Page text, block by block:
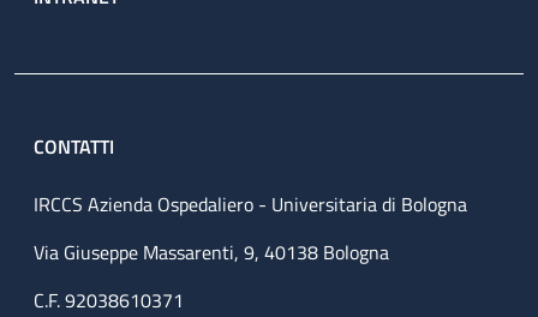
CONTATTI
IRCCS Azienda Ospedaliero - Universitaria di Bologna
Via Giuseppe Massarenti, 9, 40138 Bologna
C.F. 92038610371